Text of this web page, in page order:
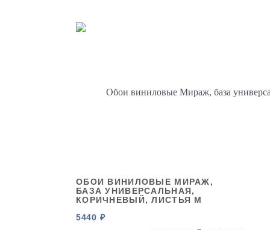
ОБОИ ВИНИЛОВЫЕ МИРАЖ,
БАЗА УНИВЕРСАЛЬНАЯ,
КОРИЧНЕВЫЙ, ЛИСТЬЯ М
5440 ₽